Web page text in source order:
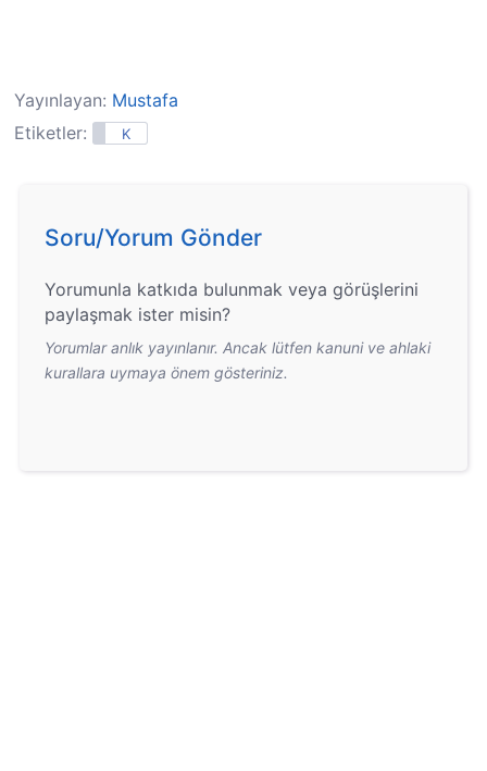
Yayınlayan: Mustafa
Etiketler:
K
Soru/Yorum Gönder
Yorumunla katkıda bulunmak veya görüşlerini
paylaşmak ister misin?
Yorumlar anlık yayınlanır. Ancak lütfen kanuni ve ahlaki
kurallara uymaya önem gösteriniz.